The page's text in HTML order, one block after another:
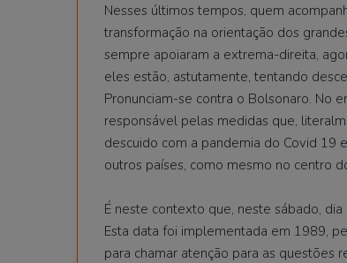
Nesses últimos tempos, quem
transformação na orientação dos
sempre apoiaram a extrema-direita,
eles estão, astutamente, tentando
Pronunciam-se contra o Bolsonaro. No
responsável pelas medidas que,
descuido com a pandemia do Covid 19
outros países, como mesmo no centro
É neste contexto que, neste sábado,
Esta data foi implementada em 1989,
para chamar atenção para as questões